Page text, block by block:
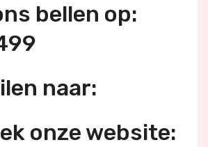
bellen op:
naar:
onze website: